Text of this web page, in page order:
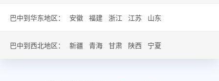
巴中到华东地区： 安徽 福建 浙江 江苏 山东
巴中到西北地区： 新疆 青海 甘肃 陕西 宁夏